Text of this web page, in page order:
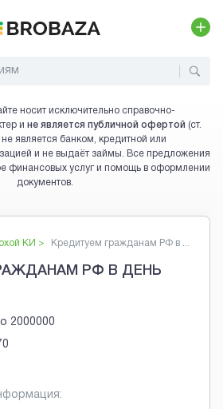
носит исключительно справочно-
и не является публичной офертой (ст.
является банком, кредитной или
и не выдаёт займы. Все предложения
финансовых услуг и помощь в оформлении
документов.
КИ > Кредитуем гражданам РФ в ...
РФ В ДЕНЬ
2000000